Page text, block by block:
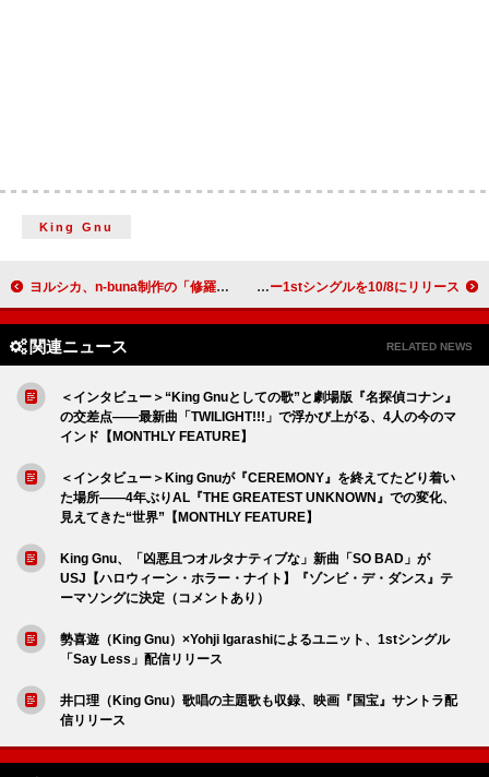
King Gnu
ヨルシカ、n-buna制作の「修羅」MV公開 いぎなり東北産、結成10周年イヤーがスタート メジャー1stシングルを10/8にリリース
関連ニュース RELATED NEWS
＜インタビュー＞“King Gnuとしての歌”と劇場版『名探偵コナン』
の交差点――最新曲「TWILIGHT!!!」で浮かび上がる、4人の今のマ
インド【MONTHLY FEATURE】
＜インタビュー＞King Gnuが『CEREMONY』を終えてたどり着い
た場所――4年ぶりAL『THE GREATEST UNKNOWN』での変化、
見えてきた“世界”【MONTHLY FEATURE】
King Gnu、「凶悪且つオルタナティブな」新曲「SO BAD」が
USJ【ハロウィーン・ホラー・ナイト】『ゾンビ・デ・ダンス』テ
ーマソングに決定（コメントあり）
勢喜遊（King Gnu）×Yohji Igarashiによるユニット、1stシングル
「Say Less」配信リリース
井口理（King Gnu）歌唱の主題歌も収録、映画『国宝』サントラ配
信リリース